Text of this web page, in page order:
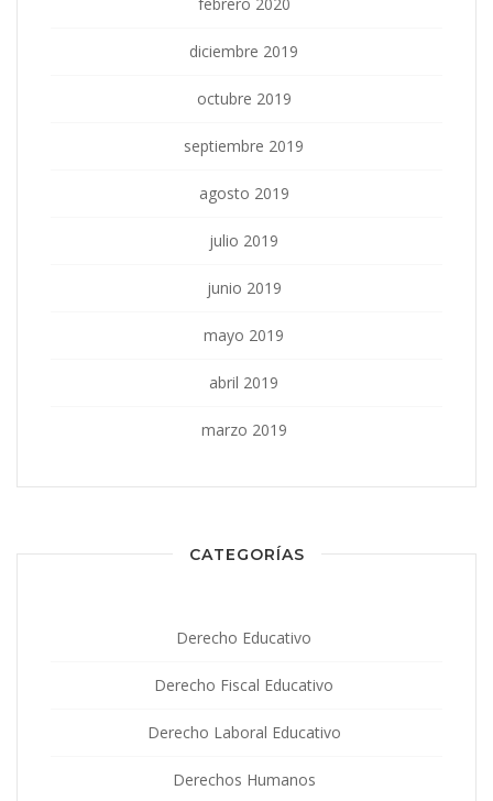
diciembre 2019
octubre 2019
septiembre 2019
agosto 2019
julio 2019
junio 2019
mayo 2019
abril 2019
marzo 2019
CATEGORÍAS
Derecho Educativo
Derecho Fiscal Educativo
Derecho Laboral Educativo
Derechos Humanos